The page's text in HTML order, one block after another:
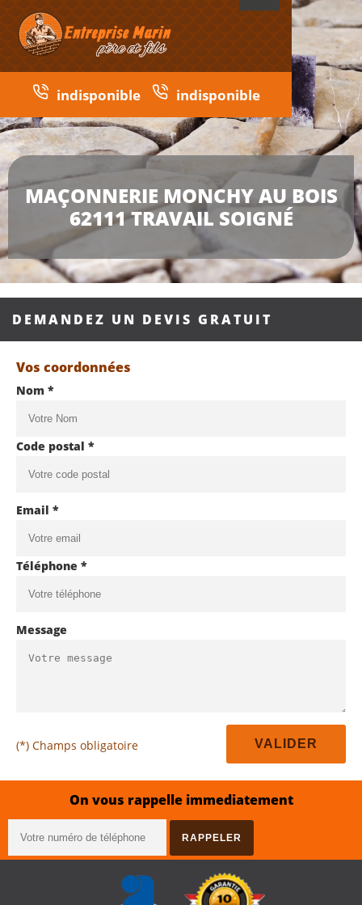
indisponible indisponible
MAÇONNERIE MONCHY AU BOIS
62111 TRAVAIL SOIGNÉ
DEMANDEZ UN DEVIS GRATUIT
Vos coordonnées
Nom *
Code postal *
Email *
Téléphone *
Message
(*) Champs obligatoire
On vous rappelle immediatement